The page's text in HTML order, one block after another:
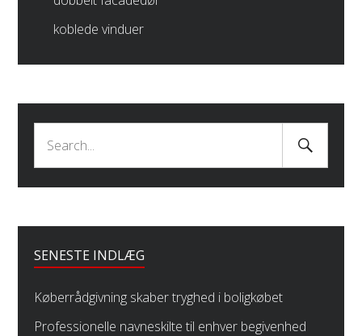
koblede vinduer
Search
for:
Search
Submit
SENESTE INDLÆG
Køberrådgivning skaber tryghed i boligkøbet
Professionelle navneskilte til enhver begivenhed